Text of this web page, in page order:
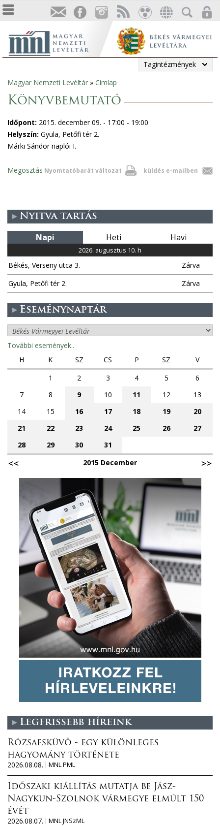
Tagintézmények
Jelenlegi
hely
Magyar Nemzeti Levéltár » Címlap
Könyvbemutató
Időpont: 2015. december 09. - 17:00 - 19:00
Helyszín: Gyula, Petőfi tér 2.
Márki Sándor naplói I.
Nyomtatóbarát változat küldés e-mailben
Megosztás
Nyitva tartás
Napi Heti Havi
2026. augusztus 10. h
Békés, Verseny utca 3.
Zárva
Gyula, Petőfi tér 2.
Zárva
Eseménynaptár
További események..
H
K SZ CS P SZ
V
1
2 3 4 5
6
7
8 9 10 11 12
13
14
15 16 17 18 19
20
21
22 23 24 25 26
27
28
29 30
31
2015 December
Legfrissebb híreink
Rózsaesküvő - egy különleges
hagyomány története
2026.08.08.
MNL PML
Időszaki kiállítás mutatja be Jász-
Nagykun-Szolnok vármegye elmúlt 150
évét
2026.08.07.
MNL JNSzML